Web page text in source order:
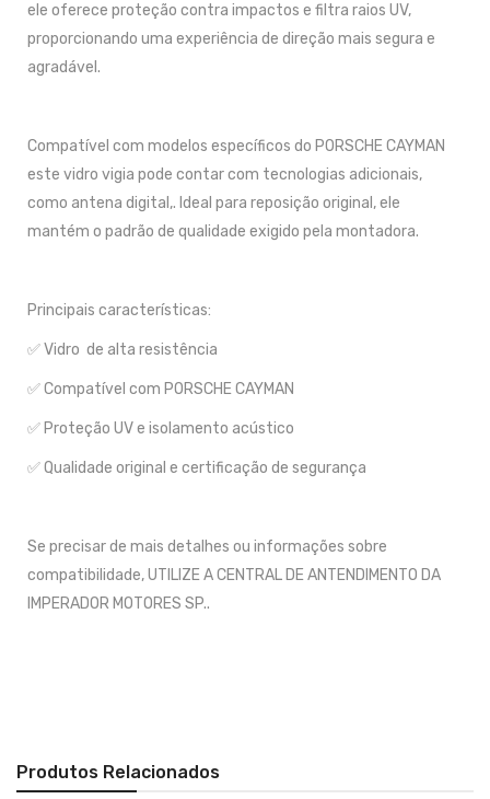
ele oferece proteção contra impactos e filtra raios UV,
proporcionando uma experiência de direção mais segura e
agradável.
Compatível com modelos específicos do PORSCHE CAYMAN
este vidro vigia pode contar com tecnologias adicionais,
como antena digital,. Ideal para reposição original, ele
mantém o padrão de qualidade exigido pela montadora.
Principais características:
✅ Vidro de alta resistência
✅ Compatível com PORSCHE CAYMAN
✅ Proteção UV e isolamento acústico
✅ Qualidade original e certificação de segurança
Se precisar de mais detalhes ou informações sobre
compatibilidade, UTILIZE A CENTRAL DE ANTENDIMENTO DA
IMPERADOR MOTORES SP..
Produtos Relacionados